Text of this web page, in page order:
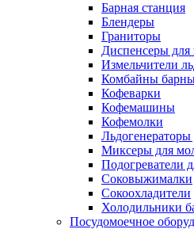
Барная станция
Блендеры
Граниторы
Диспенсеры для
Измельчители
Комбайны
Кофеварки
Кофемашины
Кофемолки
Льдогенераторы
Миксеры для
Подогреватели
Соковыжималки
Сокоохладители
Холодильники
Посудомоечное